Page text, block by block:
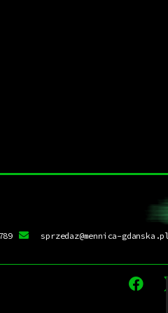
sprzedaz@mennica-gdanska.pl